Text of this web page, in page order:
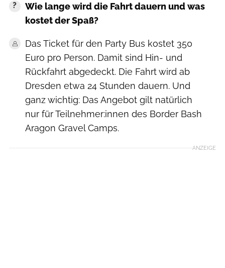
Wie lange wird die Fahrt dauern und was
kostet der Spaß?
Das Ticket für den Party Bus kostet 350
Euro pro Person. Damit sind Hin- und
Rückfahrt abgedeckt. Die Fahrt wird ab
Dresden etwa 24 Stunden dauern. Und
ganz wichtig: Das Angebot gilt natürlich
nur für Teilnehmer:innen des Border Bash
Aragon Gravel Camps.
ANZEIGE